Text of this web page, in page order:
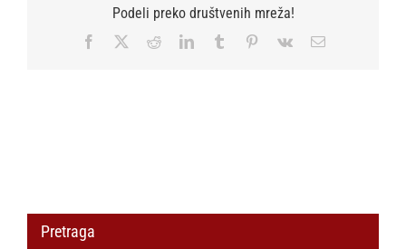
Podeli preko društvenih mreža!
Facebook RedditLinkedInTumblr Pinterest
Vk Email
Pretraga